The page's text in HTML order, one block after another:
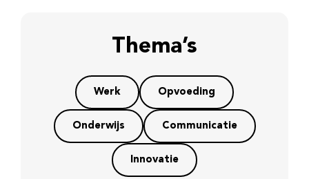
Thema’s
Werk Opvoeding
Onderwijs Communicatie
Innovatie